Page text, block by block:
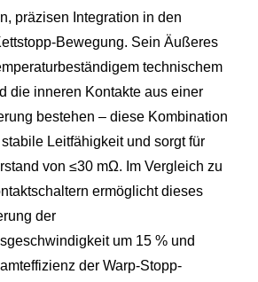
präzisen Integration in den
Bewegung. Sein Äußeres
technischem
die inneren Kontakte aus einer
bestehen – diese Kombination
Leitfähigkeit und sorgt für
von ≤30 mΩ. Im Vergleich zu
ermöglicht dieses
der
um 15 % und
der Warp-Stopp-